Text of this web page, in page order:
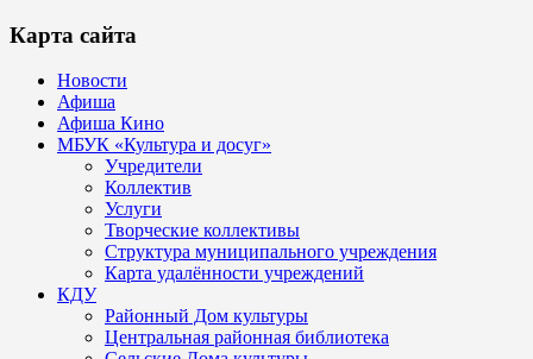
Карта сайта
Новости
Афиша
Афиша Кино
МБУК «Культура и досуг»
Учредители
Коллектив
Услуги
Творческие коллективы
Структура муниципального учреждения
Карта удалённости учреждений
КДУ
Районный Дом культуры
Центральная районная библиотека